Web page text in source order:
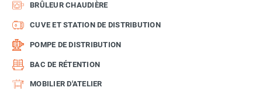
BRÛLEUR CHAUDIÈRE
CUVE ET STATION DE DISTRIBUTION
POMPE DE DISTRIBUTION
BAC DE RÉTENTION
MOBILIER D'ATELIER